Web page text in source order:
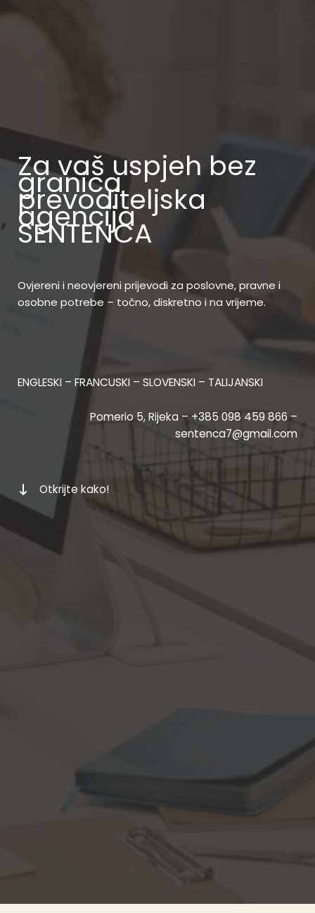
Za vaš uspjeh bez
granica
prevoditeljska
agencija
SENTENCA
Ovjereni i neovjereni prijevodi za poslovne, pravne i
osobne potrebe – točno, diskretno i na vrijeme.
ENGLESKI – FRANCUSKI – SLOVENSKI – TALIJANSKI
Pomerio 5, Rijeka – +385 098 459 866 –
sentenca7@gmail.com
Otkrijte kako!